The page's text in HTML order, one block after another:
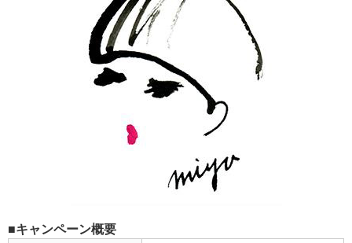
■キャンペーン概要